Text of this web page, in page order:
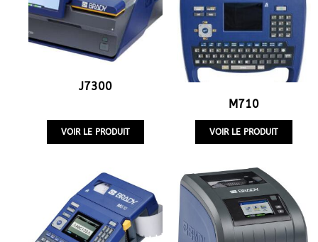
J7300
VOIR LE PRODUIT
M710
VOIR LE PRODUIT